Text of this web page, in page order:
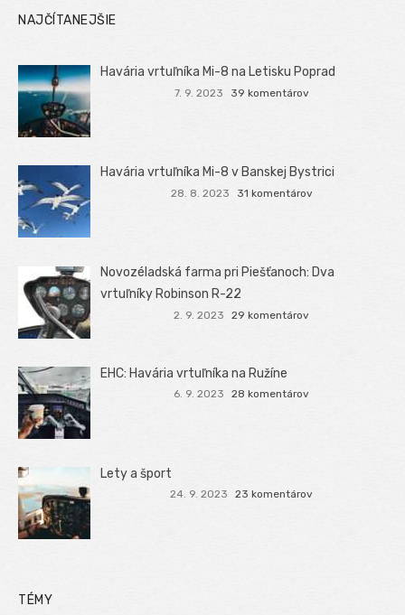
NAJČÍTANEJŠIE
Havária vrtuľníka Mi-8 na Letisku Poprad
7. 9. 2023 39 komentárov
Havária vrtuľníka Mi-8 v Banskej Bystrici
28. 8. 2023 31 komentárov
Novozéladská farma pri Piešťanoch: Dva
vrtuľníky Robinson R-22
2. 9. 2023 29 komentárov
EHC: Havária vrtuľníka na Ružíne
6. 9. 2023 28 komentárov
Lety a šport
24. 9. 2023 23 komentárov
TÉMY